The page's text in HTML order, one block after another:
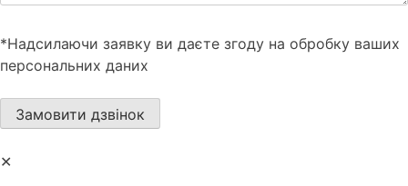
*Надсилаючи заявку ви даєте згоду на обробку ваших
персональних даних
✕